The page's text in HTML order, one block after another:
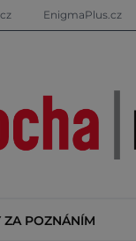
EnigmaPlus.cz
ZA POZNÁNÍM